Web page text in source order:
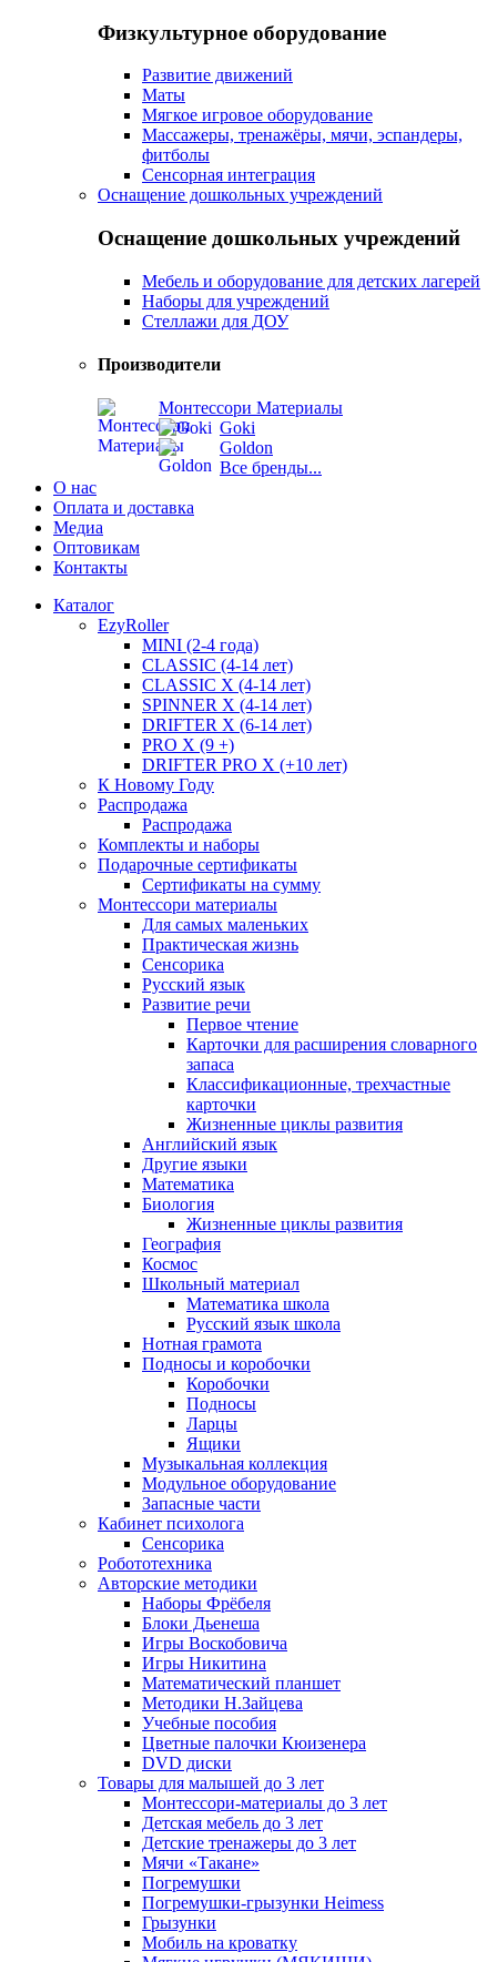
Физкультурное оборудование
Развитие движений
Маты
Мягкое игровое оборудование
Массажеры, тренажёры, мячи, эспандеры,
фитболы
Сенсорная интеграция
Оснащение дошкольных учреждений
Оснащение дошкольных учреждений
Мебель и оборудование для детских лагерей
Наборы для учреждений
Стеллажи для ДОУ
Производители
Монтессори Материалы
Goki
Goldon
Все бренды...
О нас
Оплата и доставка
Медиа
Оптовикам
Контакты
Каталог
EzyRoller
MINI (2-4 года)
CLASSIC (4-14 лет)
CLASSIC X (4-14 лет)
SPINNER X (4-14 лет)
DRIFTER X (6-14 лет)
PRO X (9 +)
DRIFTER PRO X (+10 лет)
К Новому Году
Распродажа
Распродажа
Комплекты и наборы
Подарочные сертификаты
Сертификаты на сумму
Монтессори материалы
Для самых маленьких
Практическая жизнь
Сенсорика
Русский язык
Развитие речи
Первое чтение
Карточки для расширения словарного
запаса
Классификационные, трехчастные
карточки
Жизненные циклы развития
Английский язык
Другие языки
Математика
Биология
Жизненные циклы развития
География
Космос
Школьный материал
Математика школа
Русский язык школа
Нотная грамота
Подносы и коробочки
Коробочки
Подносы
Ларцы
Ящики
Музыкальная коллекция
Модульное оборудование
Запасные части
Кабинет психолога
Сенсорика
Робототехника
Авторские методики
Наборы Фрёбеля
Блоки Дьенеша
Игры Воскобовича
Игры Никитина
Математический планшет
Методики Н.Зайцева
Учебные пособия
Цветные палочки Кюизенера
DVD диски
Товары для малышей до 3 лет
Монтессори-материалы до 3 лет
Детская мебель до 3 лет
Детские тренажеры до 3 лет
Мячи «Такане»
Погремушки
Погремушки-грызунки Heimess
Грызунки
Мобиль на кроватку